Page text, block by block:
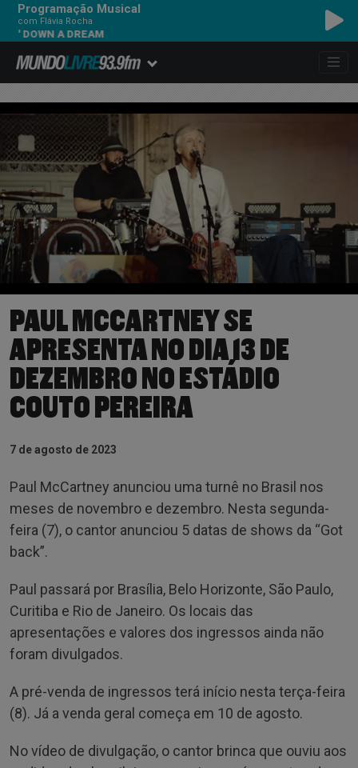
Programação Musical
com Flávia Rocha
A DREAM
PAUL MCCARTNEY SE
APRESENTA NO DIA 13 DE
DEZEMBRO NO ESTÁDIO
COUTO PEREIRA
7 de agosto de 2023
Paul McCartney anunciou uma turnê no Brasil nos
meses de novembro e dezembro. Nesta segunda-
feira (7), o cantor anunciou 5 datas de shows da “Got
back”.
Paul passará por Brasília, Belo Horizonte, São Paulo,
Curitiba e Rio de Janeiro. Os locais das
apresentações e valores dos ingressos ainda não
foram divulgados.
A pré-venda de ingressos terá início nesta terça-feira
(8). Já a venda geral começa em 10 de agosto.
No vídeo de divulgação, o cantor brinca que ouviu aos